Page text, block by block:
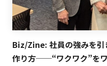
Biz/Zine: 社員の強みを引
作り方──“ワクワク”を